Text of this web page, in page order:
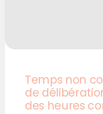
Temps non
de
des heures